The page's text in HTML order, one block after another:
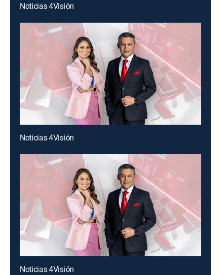
Noticias 4Visión
Noticias 4Visión
Noticias 4Visión